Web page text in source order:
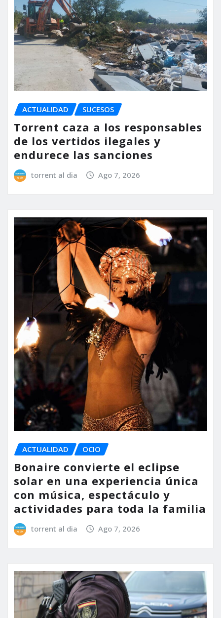
ACTUALIDAD SUCESOS
Torrent caza a los responsables
de los vertidos ilegales y
endurece las sanciones
torrent al dia Ago 7, 2026
ACTUALIDAD OCIO
Bonaire convierte el eclipse
solar en una experiencia única
con música, espectáculo y
actividades para toda la familia
torrent al dia Ago 7, 2026